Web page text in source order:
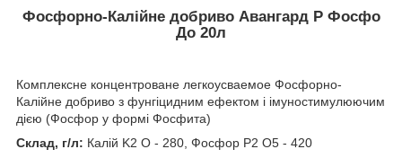
Фосфорно-Калійне добриво Авангард Р Фосфо
До 20л
Комплексне концентроване легкоусваемое Фосфорно-
Калійне добриво з фунгіцидним ефектом і імуностимулюючим
дією (Фосфор у формі Фосфита)
Склад, г/л: Калій K2 O - 280, Фосфор Р2 О5 - 420